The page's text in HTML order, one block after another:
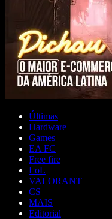
Últimas
Hardware
Games
EA FC
Free fire
LoL
VALORANT
CS
MAIS
Editorial